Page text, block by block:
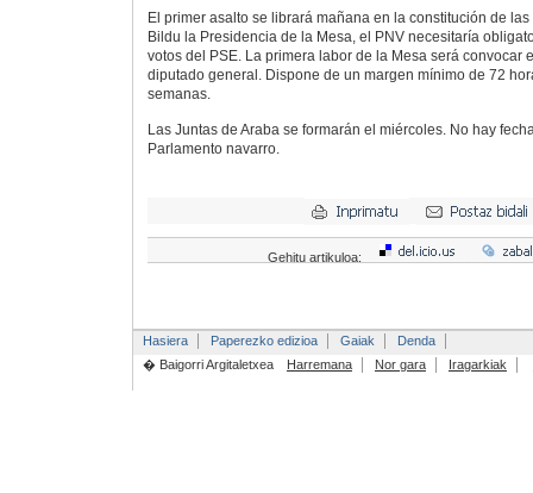
El primer asalto se librará mañana en la constitución de
Bildu la Presidencia de la Mesa, el PNV necesitaría
votos del PSE. La primera labor de la Mesa será convocar
diputado general. Dispone de un margen mínimo de 72
semanas.
Las Juntas de Araba se formarán el miércoles. No hay
Parlamento navarro.
Gehitu artikuloa:
Hasiera Paperezko edizioa Gaiak
Denda
� Baigorri Argitaletxea
Harremana Nor gara Iragarkiak